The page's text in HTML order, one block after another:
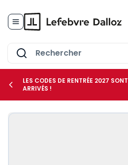
le sous-menu Vos métiers
LES CODES DE RENTRÉE 2027 SONT
ARRIVÉS !